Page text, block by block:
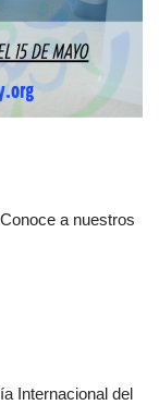
a nuestros
Internacional del